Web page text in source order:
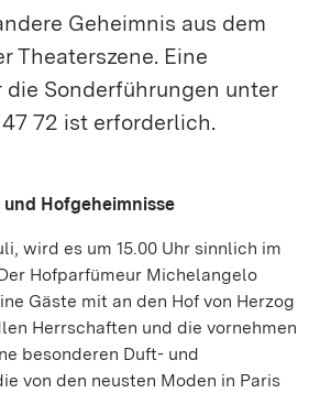
Geheimnis aus dem
Theaterszene. Eine
Sonderführungen unter
47 72 ist erforderlich.
und Hofgeheimnisse
wird es um 15.00 Uhr sinnlich im
Hofparfümeur Michelangelo
Gäste mit an den Hof von Herzog
Herrschaften und die vornehmen
besonderen Duft- und
von den neusten Moden in Paris